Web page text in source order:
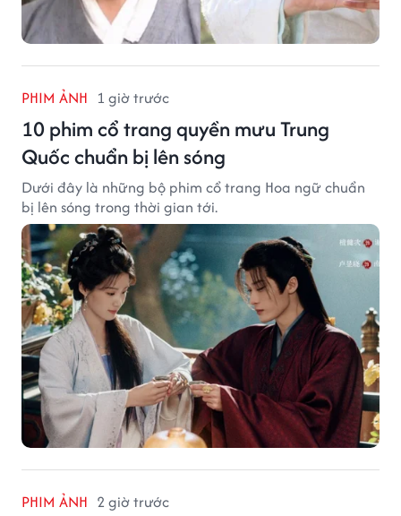
PHIM ẢNH 1 giờ trước
10 phim cổ trang quyền mưu Trung
Quốc chuẩn bị lên sóng
Dưới đây là những bộ phim cổ trang Hoa ngữ chuẩn
bị lên sóng trong thời gian tới.
PHIM ẢNH 2 giờ trước